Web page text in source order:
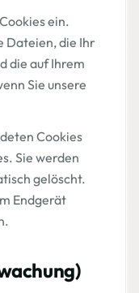
ein.
Dateien, die Ihr
die auf Ihrem
Sie unsere
Cookies
Sie werden
gelöscht.
Endgerät